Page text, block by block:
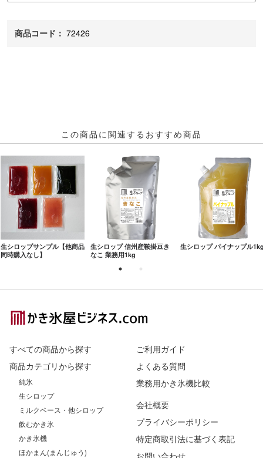
商品コード： 72426
この商品に関連するおすすめ商品
生シロップサンプル【他商品
同時購入なし】
生シロップ 信州産鞍掛豆き
なこ 業務用1kg
生シロップ パイナップル
Footer
すべての商品から探す
商品カテゴリから探す
純氷
生シロップ
ミルクベース・他シロップ
飲むかき氷
かき氷機
ほかまん(まんじゅう)
ご利用ガイド
よくある質問
業務用かき氷機比較
会社概要
プライバシーポリシー
特定商取引法に基づく表記